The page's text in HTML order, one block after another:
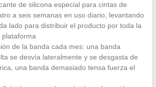
de silicona especial para cintas de
a seis semanas en uso diario, levantando
lado para distribuir el producto por toda la
de la banda cada mes: una banda
se desvía lateralmente y se desgasta de
una banda demasiado tensa fuerza el